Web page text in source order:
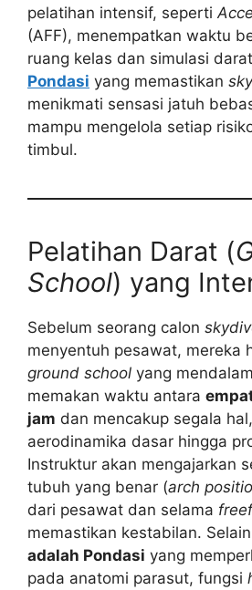
pelatihan intensif, seperti
(AFF), menempatkan waktu
ruang kelas dan simulasi
Pondasi yang memastikan
menikmati sensasi jatuh
mampu mengelola setiap
timbul.
Pelatihan Darat (
School) yang
Sebelum seorang calon
menyentuh pesawat, mereka
ground school yang
memakan waktu antara
jam dan mencakup segala
aerodinamika dasar hingga
Instruktur akan mengajarkan
tubuh yang benar (arch
dari pesawat dan selama
memastikan kestabilan.
adalah Pondasi yang
pada anatomi parasut, fungsi